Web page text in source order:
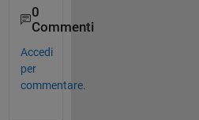
0
Commenti
Accedi
per
commentare.